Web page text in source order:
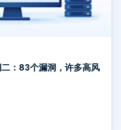
：83个漏洞，许多高风